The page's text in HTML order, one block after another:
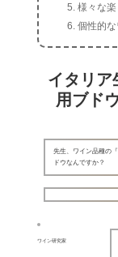
様々な
個性的
イタリア
用ブド
先生、ワイン品種の
ドウなんですか？
ワイン研究家